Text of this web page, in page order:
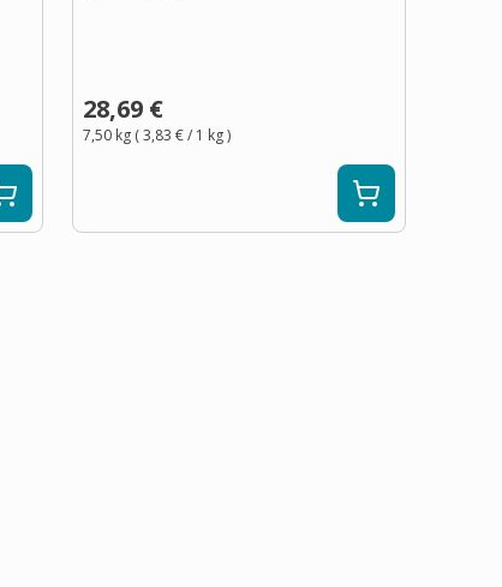
28,69 €
7,50 kg (3,83 €/ 1 kg)